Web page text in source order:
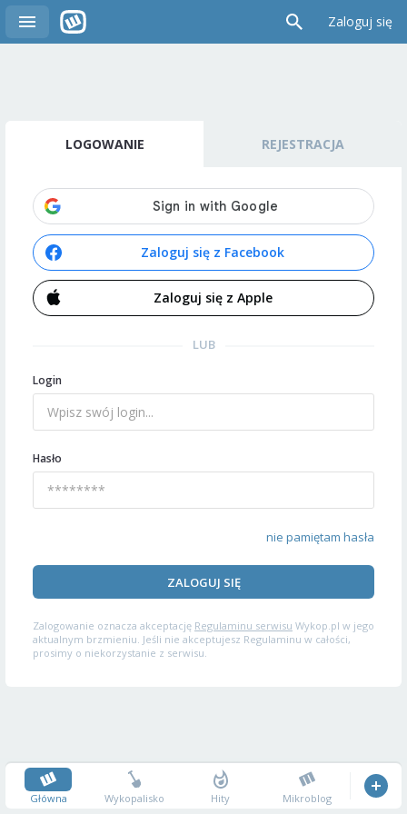
Zaloguj się
LOGOWANIE REJESTRACJA
Zaloguj się z Facebook
Zaloguj się z Apple
LUB
Login
Hasło
nie pamiętam hasła
ZALOGUJ SIĘ
Zalogowanie oznacza akceptację Regulaminu serwisu Wykop.pl w jego
aktualnym brzmieniu. Jeśli nie akceptujesz Regulaminu w całości,
prosimy o niekorzystanie z serwisu.
Główna Wykopalisko Hity Mikroblog